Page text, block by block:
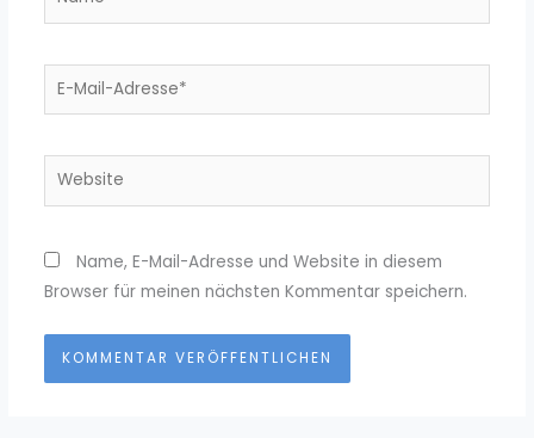
E-
Website
Name, E-Mail-Adresse und Website in diesem
Browser für meinen nächsten Kommentar speichern.